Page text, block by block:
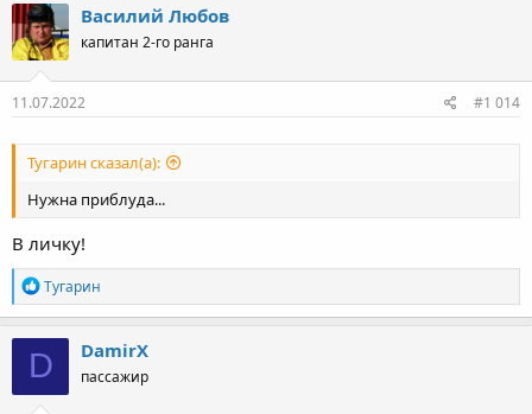
Василий Любов
капитан 2-го ранга
11.07.2022 #1 014
Тугарин сказал(а):
Нужна приблуда...
В личку!
Р
е
а
к
ц
и
и
Тугарин
D DamirX
пассажир